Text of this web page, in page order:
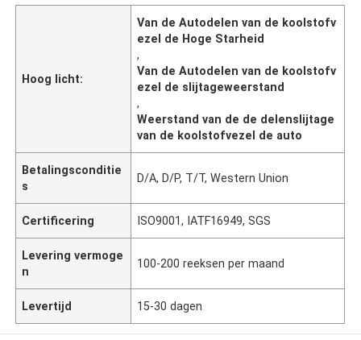
Hoog licht:
Van de Autodelen van de koolstofv
ezel de Hoge Starheid
,
Van de Autodelen van de koolstofv
ezel de slijtageweerstand
,
Weerstand van de de delenslijtage
van de koolstofvezel de auto
Betalingsconditie
s
D/A, D/P, T/T, Western Union
Certificering ISO9001, IATF16949, SGS
Levering vermoge
n
100-200 reeksen per maand
Levertijd 15-30 dagen